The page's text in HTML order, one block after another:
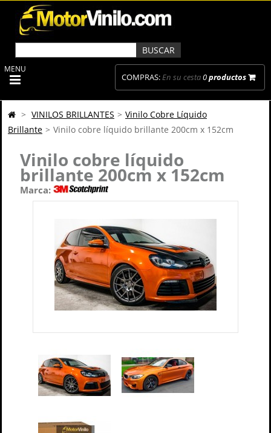
COMPRAS:En su cesta0productos
MENU
> VINILOS BRILLANTES > Vinilo Cobre Líquido
Brillante > Vinilo cobre líquido brillante 200cm x 152cm
Vinilo cobre líquido
brillante 200cm x 152cm
Marca: